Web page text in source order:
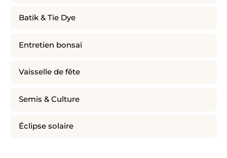
Batik & Tie Dye
Entretien bonsaï
Vaisselle de fête
Semis & Culture
Éclipse solaire